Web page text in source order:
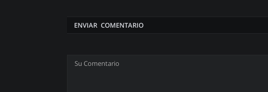
ENVIAR COMENTARIO